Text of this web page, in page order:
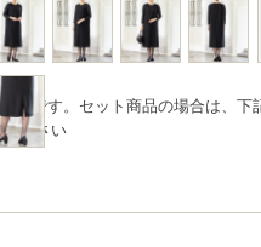
例です。セット商品の場合は、
ださい